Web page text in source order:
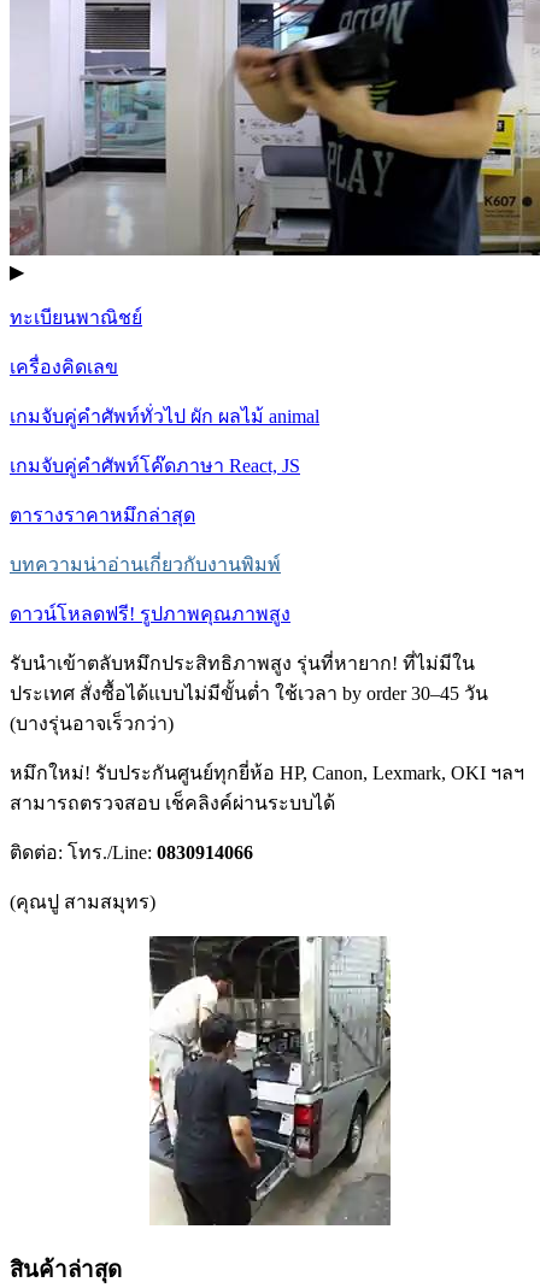
▶
ทะเบียนพาณิชย์
เครื่องคิดเลข
เกมจับคู่คำศัพท์ทั่วไป ผัก ผลไม้ animal
เกมจับคู่คำศัพท์โค๊ดภาษา React, JS
ตารางราคาหมึกล่าสุด
บทความน่าอ่านเกี่ยวกับงานพิมพ์
ดาวน์โหลดฟรี! รูปภาพคุณภาพสูง
รับนำเข้าตลับหมึกประสิทธิภาพสูง รุ่นที่หายาก! ที่ไม่มีใน
ประเทศ สั่งซื้อได้แบบไม่มีขั้นต่ำ ใช้เวลา by order 30–45 วัน
(บางรุ่นอาจเร็วกว่า)
หมึกใหม่! รับประกันศูนย์ทุกยี่ห้อ HP, Canon, Lexmark, OKI ฯลฯ
สามารถตรวจสอบ เช็คลิงค์ผ่านระบบได้
ติดต่อ: โทร./Line: 0830914066
(คุณปู สามสมุทร)
สินค้าล่าสุด